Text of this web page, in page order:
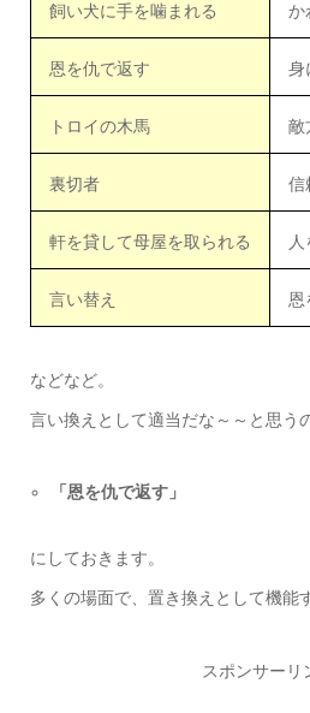
飼い犬に手を噛まれる か
恩を仇で返す 身
トロイの木馬 敵
裏切者 信
軒を貸して母屋を取られる
言い替え 恩
などなど。
言い換えとして適当だな～～と思う
「恩を仇で返す」
にしておきます。
多くの場面で、置き換えとして機能
スポンサーリ